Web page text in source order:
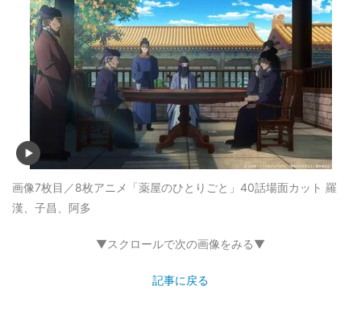
画像7枚目／8枚アニメ「薬屋のひとりごと」40話場面カット 羅
漢、子昌、阿多
▼スクロールで次の画像をみる▼
記事に戻る